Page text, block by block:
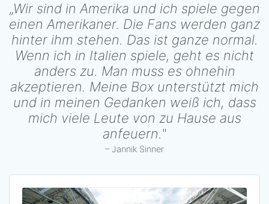
„Wir sind in Amerika und ich spiele gegen
einen Amerikaner. Die Fans werden ganz
hinter ihm stehen. Das ist ganze normal.
Wenn ich in Italien spiele, geht es nicht
anders zu. Man muss es ohnehin
akzeptieren. Meine Box unterstützt mich
und in meinen Gedanken weiß ich, dass
mich viele Leute von zu Hause aus
anfeuern."
– Jannik Sinner